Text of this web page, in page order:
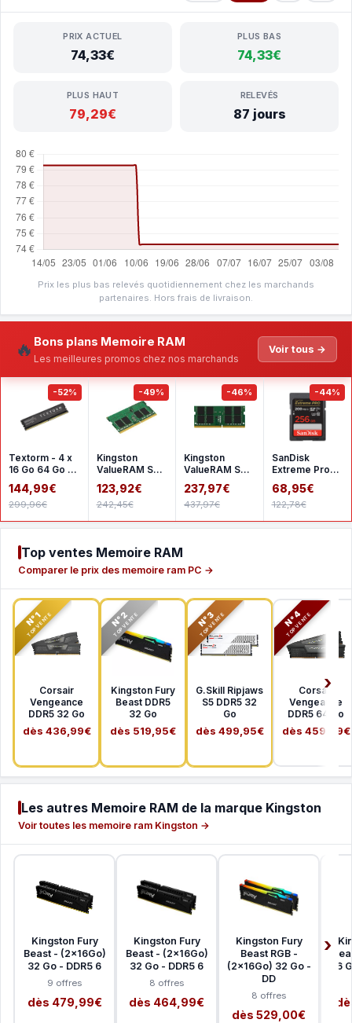
PRIX ACTUEL
74,33€
PLUS BAS
74,33€
PLUS HAUT
79,29€
RELEVÉS
87 jours
Prix les plus bas relevés quotidiennement chez les marchands
partenaires. Hors frais de livraison.
🔥 Bons plans Memoire RAM
Les meilleures promos chez nos marchands
Voir tous →
-52%
Textorm - 4 x
16 Go 64 Go -
DDR4 2666
MHz - CL19
144,99€
299,96€
-49%
Kingston
ValueRAM SO-
DIMM 16 Go
DDR4 3200
MHz CL22
123,92€
242,45€
-46%
Kingston
ValueRAM SO-
DIMM 32 Go
DDR4 3200
MHz CL22
237,97€
437,97€
-44%
SanDisk
Extreme Pro
SDHC UHS-I
256 Go
SDSDXXD-
68,95€
122,78€
Top ventes Memoire RAM
Comparer le prix des memoire ram PC →
N°1
TOP VENTE
Corsair
Vengeance
DDR5 32 Go
dès 436,99€
N°2
TOP VENTE
Kingston Fury
Beast DDR5
32 Go
dès 519,95€
N°3
TOP VENTE
G.Skill Ripjaws
S5 DDR5 32
Go
dès 499,95€
N°4
TOP VENTE
Corsair
Vengeance
DDR5 64 Go
dès 459,99€
Les autres Memoire RAM de la marque Kingston
Voir toutes les memoire ram Kingston →
Kingston Fury
Beast - (2x16Go)
32 Go - DDR5 6
9 offres
dès 479,99€
Kingston Fury
Beast - (2x16Go)
32 Go - DDR5 6
8 offres
dès 464,99€
Kingston Fury
Beast RGB -
(2x16Go) 32 Go -
DD
8 offres
dès 529,00€
16